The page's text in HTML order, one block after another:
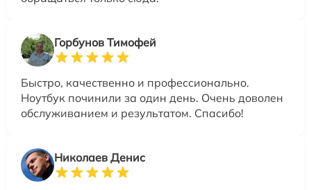
Горбунов Тимофей
Быстро, качественно и профессионально.
Ноутбук починили за один день. Очень доволен
обслуживанием и результатом. Спасибо!
Николаев Денис